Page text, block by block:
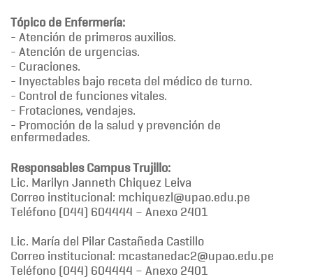
Tópico de Enfermería:
- Atención de primeros auxilios.
- Atención de urgencias.
- Curaciones.
- Inyectables bajo receta del médico de turno.
- Control de funciones vitales.
- Frotaciones, vendajes.
- Promoción de la salud y prevención de
enfermedades.
Responsables Campus Trujillo:
Lic. Marilyn Janneth Chiquez Leiva
Correo institucional: mchiquezl@upao.edu.pe
Teléfono (044) 604444 – Anexo 2401
Lic. María del Pilar Castañeda Castillo
Correo institucional: mcastanedac2@upao.edu.pe
Teléfono (044) 604444 – Anexo 2401